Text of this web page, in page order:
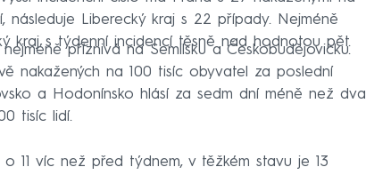
následuje Liberecký kraj s 22 případy. Nejméně
kraj s týdenní incidencí těsně nad hodnotou pět.
příznivá na Semilsku a Českobudějovicku.
nakažených na 100 tisíc obyvatel za poslední
a Hodonínsko hlásí za sedm dní méně než dva
tisíc lidí.
11 víc než před týdnem, v těžkém stavu je 13